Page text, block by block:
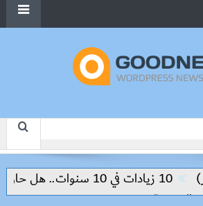
10 زيادات في 10 سنوات.. هل حان الوقت لرفع دعم البنزين نهائيا؟